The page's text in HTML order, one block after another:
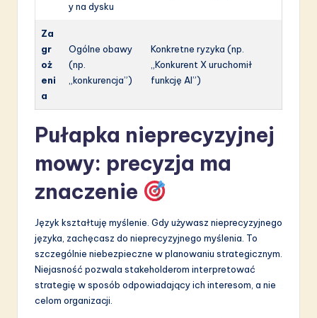
y na dysku
Za
gr
oż
eni
a
Ogólne obawy
(np.
„konkurencja”)
Konkretne ryzyka (np.
„Konkurent X uruchomił
funkcję AI”)
Pułapka nieprecyzyjnej
mowy: precyzja ma
znaczenie
Język kształtuję myślenie. Gdy używasz nieprecyzyjnego
języka, zachęcasz do nieprecyzyjnego myślenia. To
szczególnie niebezpieczne w planowaniu strategicznym.
Niejasność pozwala stakeholderom interpretować
strategię w sposób odpowiadający ich interesom, a nie
celom organizacji.